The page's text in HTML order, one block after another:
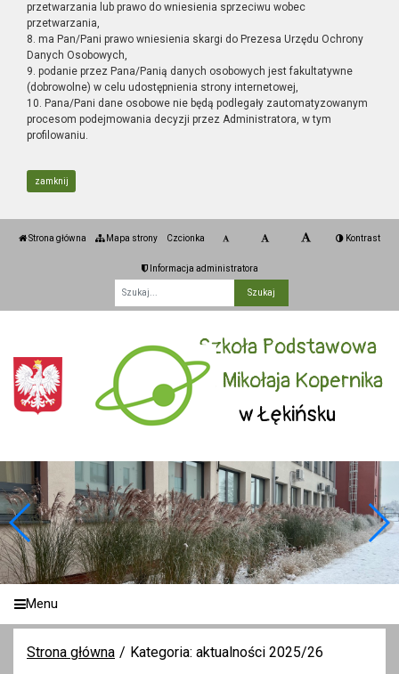
przetwarzania lub prawo do wniesienia sprzeciwu wobec
przetwarzania,
8. ma Pan/Pani prawo wniesienia skargi do Prezesa Urzędu Ochrony
Danych Osobowych,
9. podanie przez Pana/Panią danych osobowych jest fakultatywne
(dobrowolne) w celu udostępnienia strony internetowej,
10. Pana/Pani dane osobowe nie będą podlegały zautomatyzowanym
procesom podejmowania decyzji przez Administratora, w tym
profilowaniu.
zamknij
Strona główna Mapa strony Czcionka Kontrast
Informacja administratora
Szkoła Podstawowa
im. Mikołaja Kopernika
w Łękińsku
Menu
Strona główna Kategoria: aktualności 2025/26